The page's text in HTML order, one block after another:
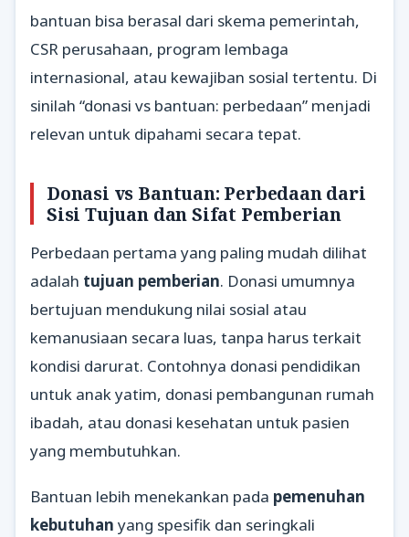
bantuan bisa berasal dari skema pemerintah,
CSR perusahaan, program lembaga
internasional, atau kewajiban sosial tertentu. Di
sinilah “donasi vs bantuan: perbedaan” menjadi
relevan untuk dipahami secara tepat.
Donasi vs Bantuan: Perbedaan dari
Sisi Tujuan dan Sifat Pemberian
Perbedaan pertama yang paling mudah dilihat
adalah tujuan pemberian. Donasi umumnya
bertujuan mendukung nilai sosial atau
kemanusiaan secara luas, tanpa harus terkait
kondisi darurat. Contohnya donasi pendidikan
untuk anak yatim, donasi pembangunan rumah
ibadah, atau donasi kesehatan untuk pasien
yang membutuhkan.
Bantuan lebih menekankan pada pemenuhan
kebutuhan yang spesifik dan seringkali